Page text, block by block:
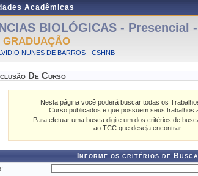
Acadêmicas
BIOLÓGICAS - Presencial
NUNES DE BARROS - CSHNB
De Curso
Nesta página você poderá buscar todas os
Curso publicados e que possuem seus trabalhos
Para efetuar uma busca digite um dos critérios de
ao TCC que deseja encontrar.
Informe os critérios de Busca